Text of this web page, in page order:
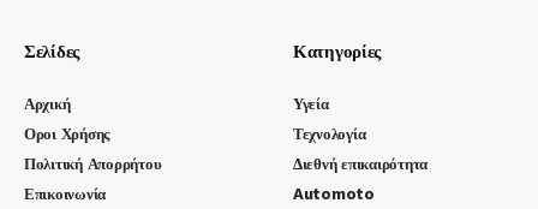
Σελίδες
Αρχική
Οροι Χρήσης
Πολιτική Απορρήτου
Επικοινωνία
Κατηγορίες
Υγεία
Τεχνολογία
Διεθνή επικαιρότητα
Automoto